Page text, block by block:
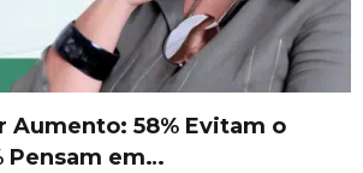
Aumento: 58% Evitam o
Pensam em…